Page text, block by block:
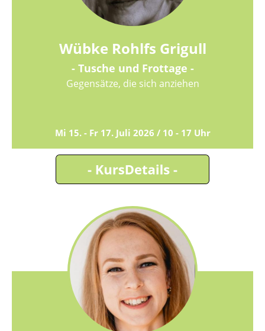
Wübke Rohlfs Grigull
- Tusche und Frottage -
Gegensätze, die sich anziehen
Mi 15. - Fr 17. Juli 2026 / 10 - 17 Uhr